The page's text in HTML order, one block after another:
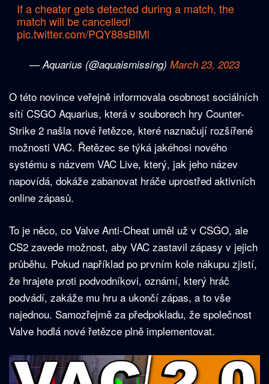
If a cheater gets detected during a match, the
match will be cancelled!
pic.twitter.com/PQY88sBlMl
— Aquarius (@aquaismissing) March 23, 2023
O této novince veřejně informovala osobnost sociálních
sítí CSGO Aquarius, která v souborech hry Counter-
Strike 2 našla nové řetězce, které naznačují rozšířené
možnosti VAC. Řetězec se týká jakéhosi nového
systému s názvem VAC Live, který, jak jeho název
napovídá, dokáže zabanovat hráče uprostřed aktivních
online zápasů.
To je něco, co Valve Anti-Cheat uměl už v CSGO, ale
CS2 zavede možnost, aby VAC zastavil zápasy v jejich
průběhu. Pokud například po prvním kole nákupu zjistí,
že hrajete proti podvodníkovi, oznámí, který hráč
podvádí, zakáže mu hru a ukončí zápas, a to vše
najednou. Samozřejmě za předpokladu, že společnost
Valve hodlá nové řetězce plně implementovat.